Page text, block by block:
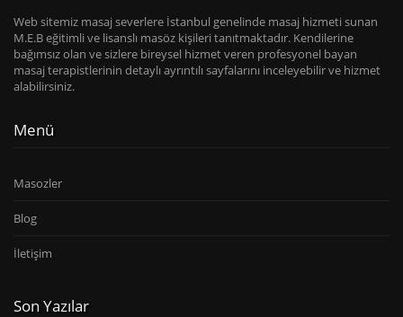
Web sitemiz masaj severlere İstanbul genelinde masaj hizmeti sunan
M.E.B eğitimli ve lisanslı masöz kişileri tanıtmaktadır. Kendilerine
bağımsız olan ve sizlere bireysel hizmet veren profesyonel bayan
masaj terapistlerinin detaylı ayrıntılı sayfalarını inceleyebilir ve hizmet
alabilirsiniz.
Menü
Masozler
Blog
İletişim
Son Yazılar